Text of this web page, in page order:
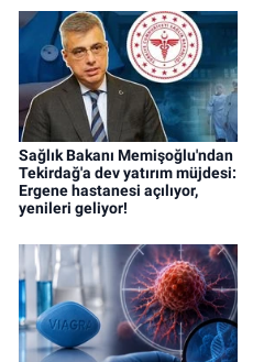
Sağlık Bakanı Memişoğlu'ndan
Tekirdağ'a dev yatırım müjdesi:
Ergene hastanesi açılıyor,
yenileri geliyor!